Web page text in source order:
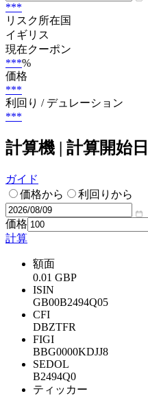
***
リスク所在国
イギリス
現在クーポン
***%
価格
***
利回り / デュレーション
***
計算機 | 計算開始日
ガイド
価格から
利回りから
価格
計算
額面
0.01 GBP
ISIN
GB00B2494Q05
CFI
DBZTFR
FIGI
BBG0000KDJJ8
SEDOL
B2494Q0
ティッカー